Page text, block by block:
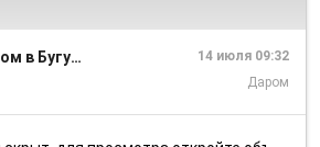
Отдам даром в Бугульме
14 июля 09:32
Даром